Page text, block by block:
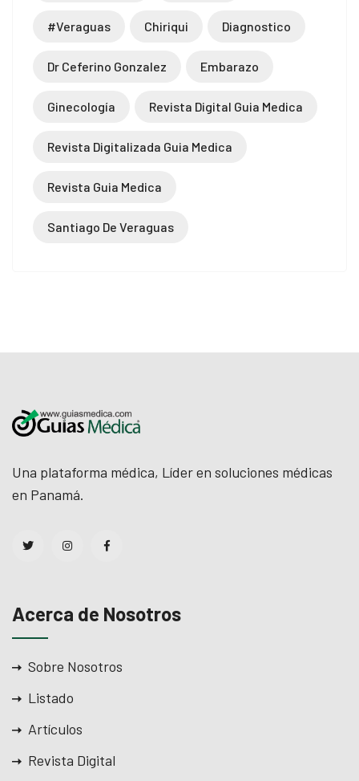
#veraguas Chiriqui Diagnostico
Dr Ceferino Gonzalez Embarazo
Ginecología Revista Digital Guia Medica
Revista Digitalizada Guia Medica
Revista Guia Medica
Santiago De Veraguas
Una plataforma médica, Líder en soluciones médicas
en Panamá.
Acerca de Nosotros
Sobre Nosotros
Listado
Artículos
Revista Digital